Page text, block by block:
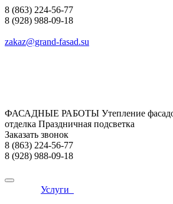
8 (863) 224-56-77
8 (928) 988-09-18
zakaz@grand-fasad.su
ФАСАДНЫЕ РАБОТЫ Утепление
отделка Праздничная подсветка
Заказать звонок
8 (863) 224-56-77
8 (928) 988-09-18
Услуги